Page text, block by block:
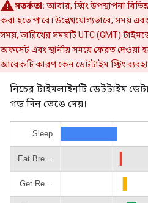
সতর্কতা: আবার, স্ট্রিং উপস্থাপনা
করা হতে পারে। উল্লেখযোগ্যভাবে, সময়
সময়, তারিখের সময়টি UTC (GMT)
অফসেট এবং স্থানীয় সময়ে ফেরত দেওয়া হয়
আরেকটি কারণ কেন ডেটটাইম স্ট্রিং
নিচের টাইমলাইনটি ডেটটাইম
গড় দিন ভেঙে দেয়।